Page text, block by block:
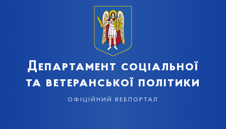
Департамент соціальної
та ветеранської політики
офіційний вебпортал